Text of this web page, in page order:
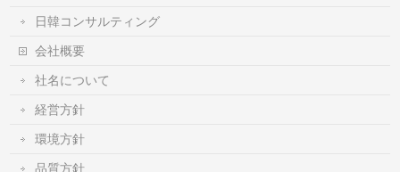
日韓コンサルティング
会社概要
社名について
経営方針
環境方針
品質方針